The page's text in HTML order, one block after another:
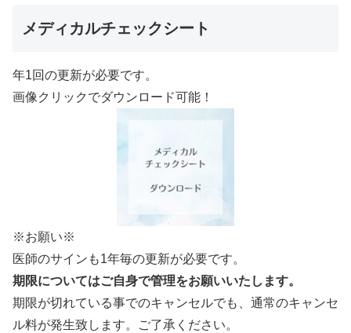
メディカルチェックシート
年1回の更新が必要です。
画像クリックでダウンロード可能！
※お願い※
医師のサインも1年毎の更新が必要です。
期限についてはご自身で管理をお願いいたします。
期限が切れている事でのキャンセルでも、通常のキャンセ
ル料が発生致します。ご了承ください。